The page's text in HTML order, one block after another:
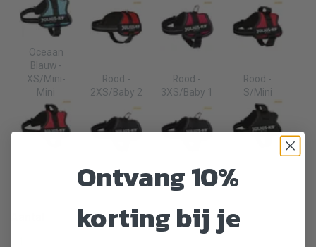
Oceaan
Blauw -
XS/Mini-
Mini
Rood -
2XS/Baby 2
Rood -
3XS/Baby 1
Rood -
S/Mini
Zwart -
Zwart -
3XS/Baby 1
XS/Mini-
Aantal
Ontvang 10%
korting bij je